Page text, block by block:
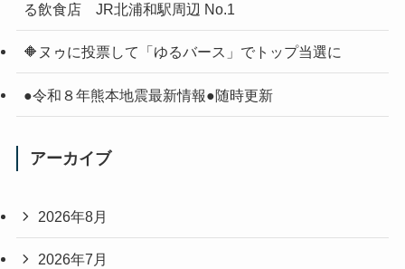
る飲食店 JR北浦和駅周辺 No.1
🔶ヌゥに投票して「ゆるバース」でトップ当選に
●令和８年熊本地震最新情報●随時更新
アーカイブ
2026年8月
2026年7月